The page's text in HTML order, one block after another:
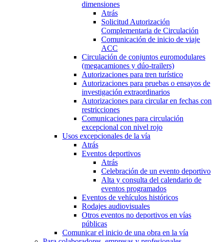
dimensiones
Atrás
Solicitud Autorización
Complementaria de Circulación
Comunicación de inicio de viaje
ACC
Circulación de conjuntos euromodulares
(megacamiones y dúo-trailers)
Autorizaciones para tren turístico
Autorizaciones para pruebas o ensayos de
investigación extraordinarios
Autorizaciones para circular en fechas con
restricciones
Comunicaciones para circulación
excepcional con nivel rojo
Usos excepcionales de la vía
Atrás
Eventos deportivos
Atrás
Celebración de un evento deportivo
Alta y consulta del calendario de
eventos programados
Eventos de vehículos históricos
Rodajes audiovisuales
Otros eventos no deportivos en vías
públicas
Comunicar el inicio de una obra en la vía